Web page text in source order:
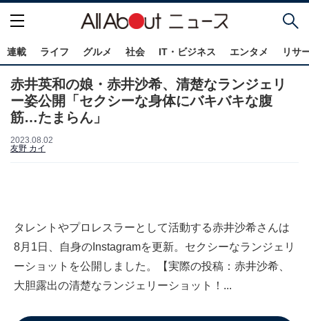
連載 ライフ グルメ 社会 IT・ビジネス エンタメ リサ
赤井英和の娘・赤井沙希、清楚なランジェリ
ー姿公開「セクシーな身体にバキバキな腹
筋…たまらん」
2023.08.02
友野 カイ
タレントやプロレスラーとして活動する赤井沙希さんは
8月1日、自身のInstagramを更新。セクシーなランジェリ
ーショットを公開しました。【実際の投稿：赤井沙希、
大胆露出の清楚なランジェリーショット！...